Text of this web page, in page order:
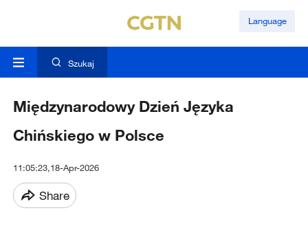
Language
Szukaj
Międzynarodowy Dzień Języka
Chińskiego w Polsce
11:05:23,18-Apr-2026
Share